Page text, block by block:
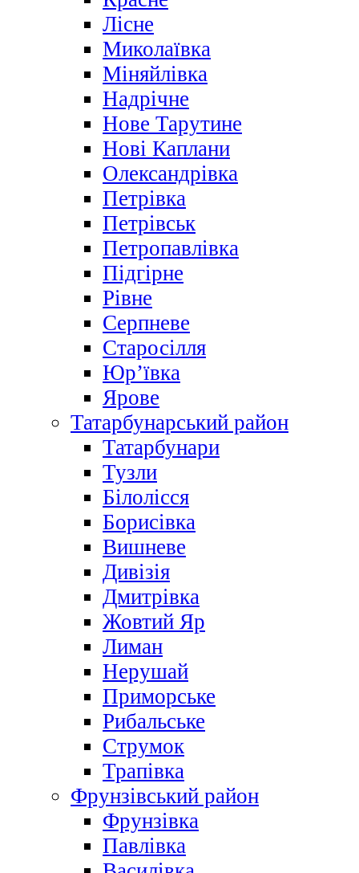
Лісне
Миколаївка
Міняйлівка
Надрічне
Нове Тарутине
Нові Каплани
Олександрівка
Петрівка
Петрівськ
Петропавлівка
Підгірне
Рівне
Серпневе
Старосілля
Юр’ївка
Ярове
Татарбунарський район
Татарбунари
Тузли
Білолісся
Борисівка
Вишневе
Дивізія
Дмитрівка
Жовтий Яр
Лиман
Нерушай
Приморське
Рибальське
Струмок
Трапівка
Фрунзівський район
Фрунзівка
Павлівка